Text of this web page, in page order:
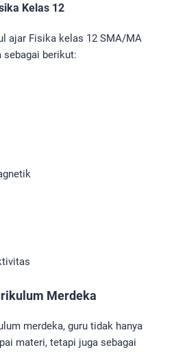
Kelas 12
ajar Fisika kelas 12 SMA/MA
sebagai berikut:
Merdeka
merdeka, guru tidak hanya
materi, tetapi juga sebagai